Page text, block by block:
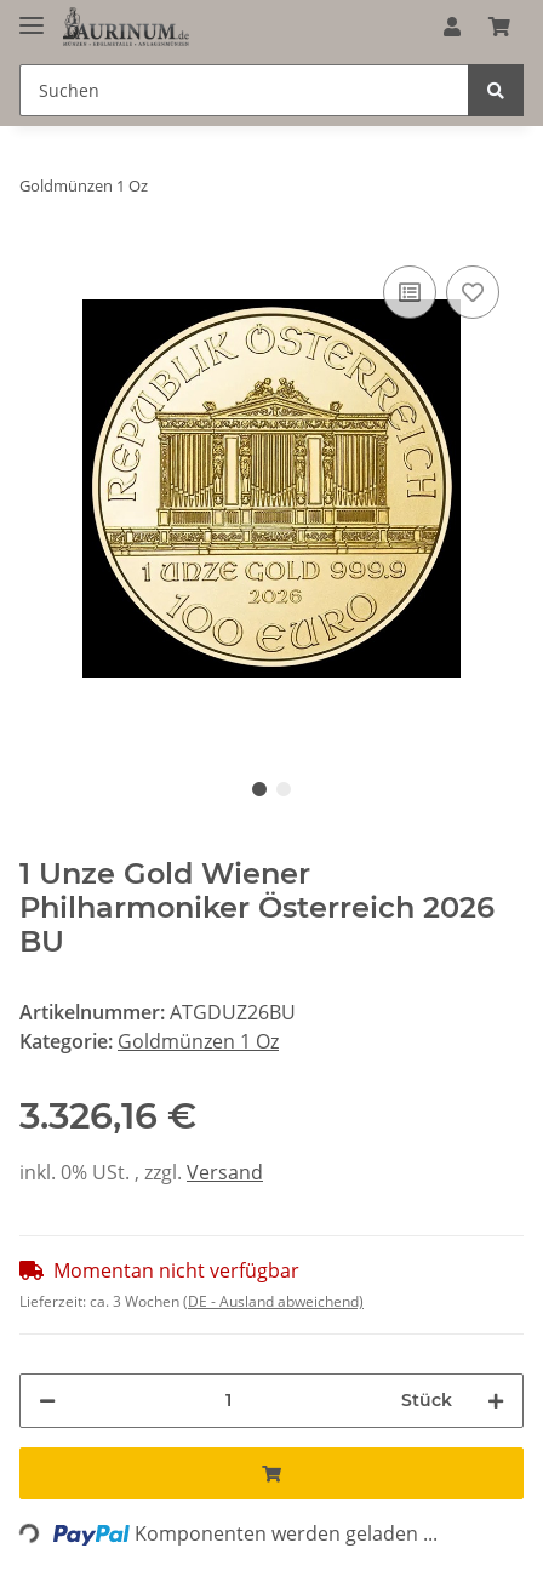
Goldmünzen 1 Oz
1 Unze Gold Wiener
Philharmoniker Österreich 2026
BU
Artikelnummer:ATGDUZ26BU
Kategorie: Goldmünzen 1 Oz
3.326,16 €
inkl. 0% USt. , zzgl. Versand
Momentan nicht verfügbar
Lieferzeit:ca. 3 Wochen(DE - Ausland abweichend)
Stück
Loading... Komponenten werden geladen ...